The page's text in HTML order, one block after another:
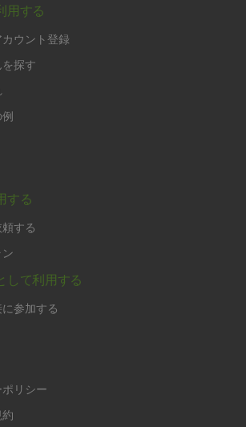
用する
ウント登録
探す
する
する
して利用する
参加する
リシー